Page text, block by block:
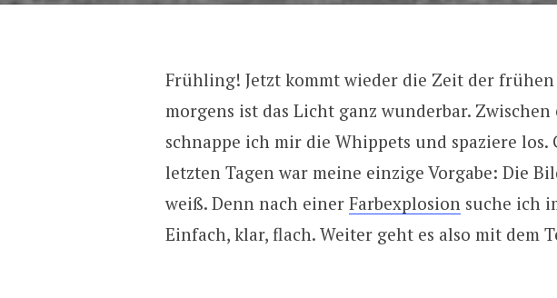
Frühling! Jetzt kommt wieder die Zeit der
morgens ist das Licht ganz wunderbar. Zwischen
schnappe ich mir die Whippets und spaziere los.
letzten Tagen war meine einzige Vorgabe: Die
weiß. Denn nach einer Farbexplosion suche ich
Einfach, klar, flach. Weiter geht es also mit dem